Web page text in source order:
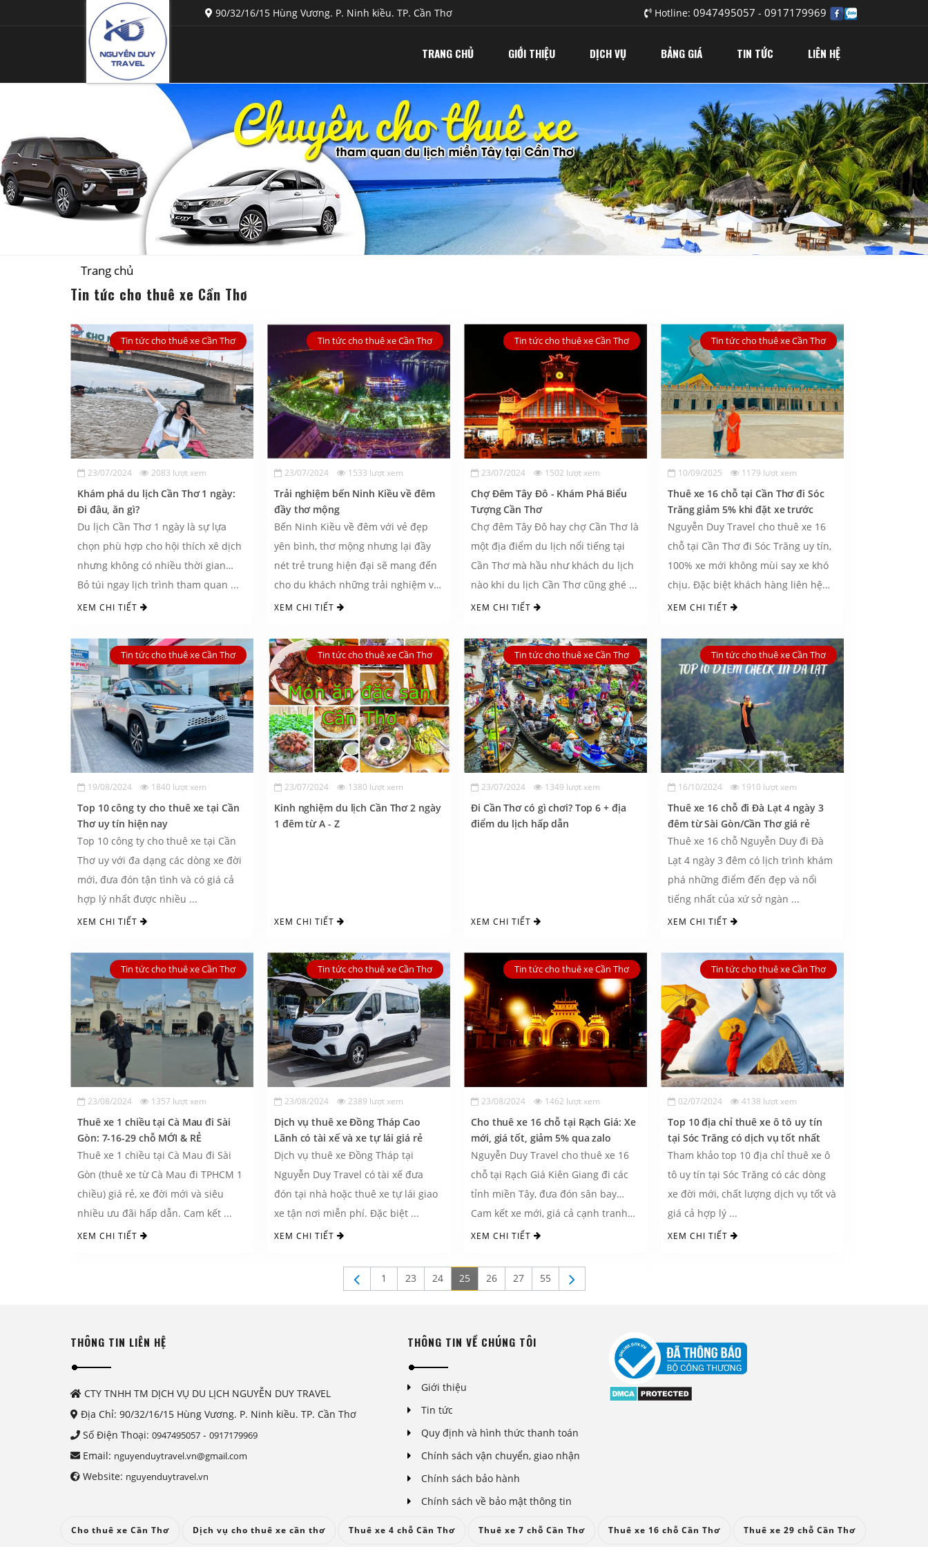
90/32/16/15 Hùng Vương. P. Ninh kiều. TP. Cần Thơ Hotline: 0947495057 - 0917179969
TRANG CHỦ GIỚI THIỆU DỊCH VỤ BẢNG GIÁ TIN TỨC LIÊN HỆ
Trang chủ
Tin tức cho thuê xe Cần Thơ
Tin tức cho thuê xe Cần Thơ
23/07/2024 2083 lượt xem
Khám phá du lịch Cần Thơ 1 ngày:
Đi đâu, ăn gì?
Du lịch Cần Thơ 1 ngày là sự lựa
chọn phù hợp cho hội thích xê dịch
nhưng không có nhiều thời gian…
Bỏ túi ngay lịch trình tham quan ...
XEM CHI TIẾT
Tin tức cho thuê xe Cần Thơ
23/07/2024 1533 lượt xem
Trải nghiệm bến Ninh Kiều về đêm
đầy thơ mộng
Bến Ninh Kiều về đêm với vẻ đẹp
yên bình, thơ mộng nhưng lại đầy
nét trẻ trung hiện đại sẽ mang đến
cho du khách những trải nghiệm vô
cùng ...
XEM CHI TIẾT
Tin tức cho thuê xe Cần Thơ
23/07/2024 1502 lượt xem
Chợ Đêm Tây Đô - Khám Phá Biểu
Tượng Cần Thơ
Chợ đêm Tây Đô hay chợ Cần Thơ là
một địa điểm du lịch nổi tiếng tại
Cần Thơ mà hầu như khách du lịch
nào khi du lịch Cần Thơ cũng ghé ...
XEM CHI TIẾT
Tin tức cho thuê xe Cần Thơ
10/09/2025 1179 lượt xem
Thuê xe 16 chỗ tại Cần Thơ đi Sóc
Trăng giảm 5% khi đặt xe trước
Nguyễn Duy Travel cho thuê xe 16
chỗ tại Cần Thơ đi Sóc Trăng uy tín,
100% xe mới không mùi say xe khó
chịu. Đặc biệt khách hàng liên hệ
đặt ...
XEM CHI TIẾT
Tin tức cho thuê xe Cần Thơ
19/08/2024 1840 lượt xem
Top 10 công ty cho thuê xe tại Cần
Thơ uy tín hiện nay
Top 10 công ty cho thuê xe tại Cần
Thơ uy với đa dạng các dòng xe đời
mới, đưa đón tận tình và có giá cả
hợp lý nhất được nhiều ...
XEM CHI TIẾT
Tin tức cho thuê xe Cần Thơ
23/07/2024 1380 lượt xem
Kinh nghiệm du lịch Cần Thơ 2 ngày
1 đêm từ A - Z
XEM CHI TIẾT
Tin tức cho thuê xe Cần Thơ
23/07/2024 1349 lượt xem
Đi Cần Thơ có gì chơi? Top 6 + địa
điểm du lịch hấp dẫn
XEM CHI TIẾT
Tin tức cho thuê xe Cần Thơ
16/10/2024 1910 lượt xem
Thuê xe 16 chỗ đi Đà Lạt 4 ngày 3
đêm từ Sài Gòn/Cần Thơ giá rẻ
Thuê xe 16 chỗ Nguyễn Duy đi Đà
Lạt 4 ngày 3 đêm có lịch trình khám
phá những điểm đến đẹp và nổi
tiếng nhất của xứ sở ngàn ...
XEM CHI TIẾT
Tin tức cho thuê xe Cần Thơ
23/08/2024 1357 lượt xem
Thuê xe 1 chiều tại Cà Mau đi Sài
Gòn: 7-16-29 chỗ MỚI & RẺ
Thuê xe 1 chiều tại Cà Mau đi Sài
Gòn (thuê xe từ Cà Mau đi TPHCM 1
chiều) giá rẻ, xe đời mới và siêu
nhiều ưu đãi hấp dẫn. Cam kết ...
XEM CHI TIẾT
Tin tức cho thuê xe Cần Thơ
23/08/2024 2389 lượt xem
Dịch vụ thuê xe Đồng Tháp Cao
Lãnh có tài xế và xe tự lái giá rẻ
Dịch vụ thuê xe Đồng Tháp tại
Nguyễn Duy Travel có tài xế đưa
đón tại nhà hoặc thuê xe tự lái giao
xe tận nơi miễn phí. Đặc biệt ...
XEM CHI TIẾT
Tin tức cho thuê xe Cần Thơ
23/08/2024 1462 lượt xem
Cho thuê xe 16 chỗ tại Rạch Giá: Xe
mới, giá tốt, giảm 5% qua zalo
Nguyễn Duy Travel cho thuê xe 16
chỗ tại Rạch Giá Kiên Giang đi các
tỉnh miền Tây, đưa đón sân bay…
Cam kết xe mới, giá cả cạnh tranh
và ...
XEM CHI TIẾT
Tin tức cho thuê xe Cần Thơ
02/07/2024 4138 lượt xem
Top 10 địa chỉ thuê xe ô tô uy tín
tại Sóc Trăng có dịch vụ tốt nhất
Tham khảo top 10 địa chỉ thuê xe ô
tô uy tín tại Sóc Trăng có các dòng
xe đời mới, chất lượng dịch vụ tốt và
giá cả hợp lý ...
XEM CHI TIẾT
1 23 24 25 26 27 55
THÔNG TIN LIÊN HỆ
CTY TNHH TM DỊCH VỤ DU LỊCH NGUYỄN DUY TRAVEL
Địa Chỉ: 90/32/16/15 Hùng Vương. P. Ninh kiều. TP. Cần Thơ
Số Điện Thoại: 0947495057 - 0917179969
Email: nguyenduytravel.vn@gmail.com
Website: nguyenduytravel.vn
THÔNG TIN VỀ CHÚNG TÔI
Giới thiệu
Tin tức
Quy định và hình thức thanh toán
Chính sách vận chuyển, giao nhận
Chính sách bảo hành
Chính sách về bảo mật thông tin
Cho thuê xe Cần Thơ Dịch vụ cho thuê xe cần thơ Thuê xe 4 chỗ Cần Thơ Thuê xe 7 chỗ Cần Thơ Thuê xe 16 chỗ Cần Thơ Thuê xe 29 chỗ Cần Thơ